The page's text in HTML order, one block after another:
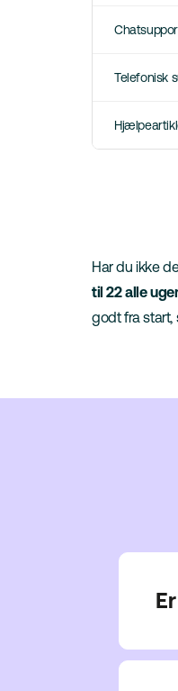
Telefonisk
Har du ikke
til 22 alle
godt fra start,
I